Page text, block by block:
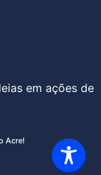
em ações de
Acre!